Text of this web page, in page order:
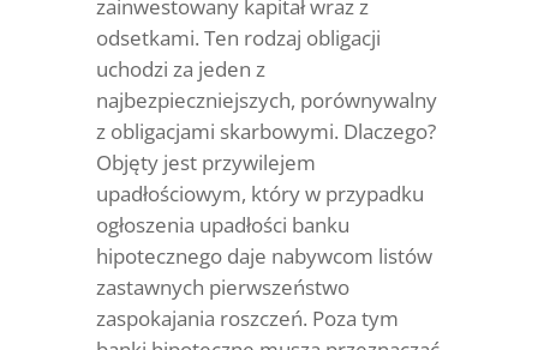
zainwestowany kapitał wraz z
odsetkami. Ten rodzaj obligacji
uchodzi za jeden z
najbezpieczniejszych, porównywalny
z obligacjami skarbowymi. Dlaczego?
Objęty jest przywilejem
upadłościowym, który w przypadku
ogłoszenia upadłości banku
hipotecznego daje nabywcom listów
zastawnych pierwszeństwo
zaspokajania roszczeń. Poza tym